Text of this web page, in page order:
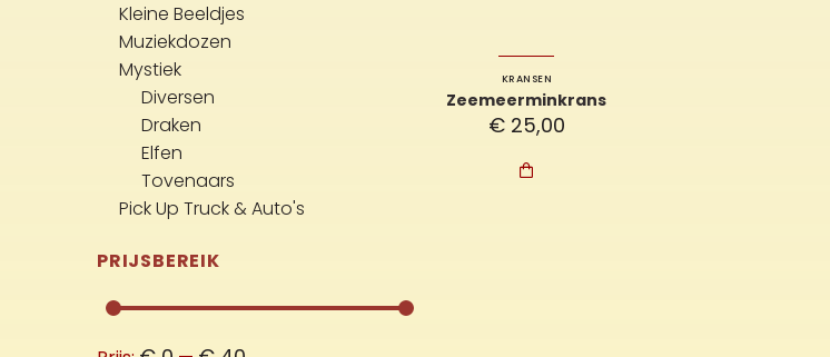
Kleine Beeldjes
Muziekdozen
Mystiek
Diversen
Draken
Elfen
Tovenaars
Pick Up Truck & Auto's
PRIJSBEREIK
KRANSEN
Zeemeerminkrans
€25,00
